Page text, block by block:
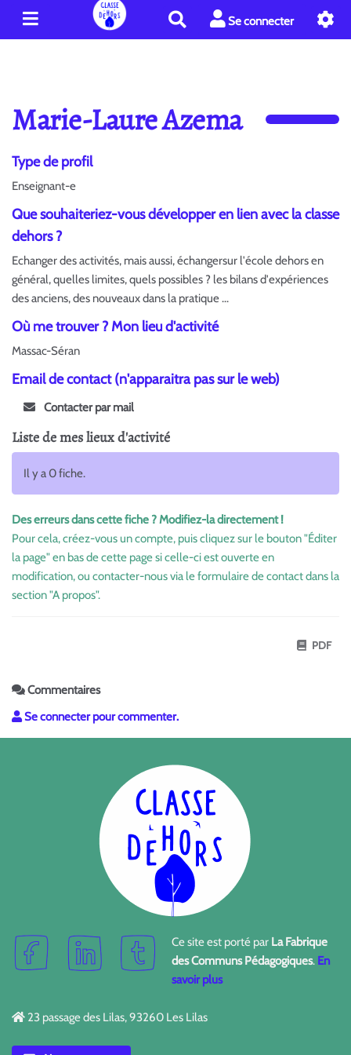
e
c
Se connecter
Marie-Laure Azema
Type de profil
Enseignant-e
Que souhaiteriez-vous développer en lien avec la classe
dehors ?
Echanger des activités, mais aussi, échangersur l'école dehors en
général, quelles limites, quels possibles ? les bilans d'expériences
des anciens, des nouveaux dans la pratique ...
Où me trouver ? Mon lieu d'activité
Massac-Séran
Email de contact (n'apparaitra pas sur le web)
Contacter par mail
Liste de mes lieux d'activité
Il y a 0 fiche.
Des erreurs dans cette fiche ? Modifiez-la directement !
Pour cela, créez-vous un compte, puis cliquez sur le bouton "Éditer
la page" en bas de cette page si celle-ci est ouverte en
modification, ou contacter-nous via le formulaire de contact dans la
section "A propos".
PDF
Commentaires
Se connecter pour commenter.
Ce site est porté par La Fabrique
des Communs Pédagogiques. En
savoir plus
23 passage des Lilas, 93260 Les Lilas